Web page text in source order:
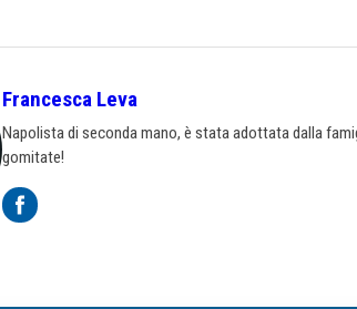
Francesca Leva
Napolista di seconda mano, è stata adottata dalla
gomitate!